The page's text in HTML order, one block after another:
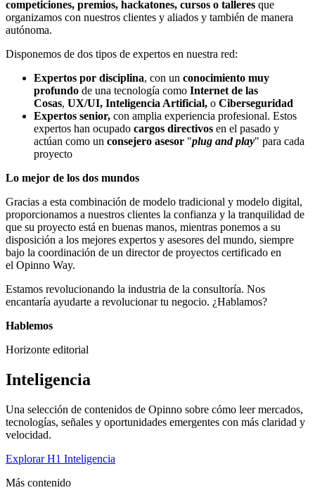
competiciones, premios, hackatones, cursos o talleres que
organizamos con nuestros clientes y aliados y también de manera
autónoma.
Disponemos de dos tipos de expertos en nuestra red:
Expertos por disciplina, con un conocimiento muy
profundo de una tecnología como Internet de las
Cosas, UX/UI, Inteligencia Artificial, o Ciberseguridad
Expertos senior, con amplia experiencia profesional. Estos
expertos han ocupado cargos directivos en el pasado y
actúan como un consejero asesor "plug and play" para cada
proyecto
Lo mejor de los dos mundos
Gracias a esta combinación de modelo tradicional y modelo digital,
proporcionamos a nuestros clientes la confianza y la tranquilidad de
que su proyecto está en buenas manos, mientras ponemos a su
disposición a los mejores expertos y asesores del mundo, siempre
bajo la coordinación de un director de proyectos certificado en
el Opinno Way.
Estamos revolucionando la industria de la consultoría. Nos
encantaría ayudarte a revolucionar tu negocio. ¿Hablamos?
Hablemos
Horizonte editorial
Inteligencia
Una selección de contenidos de Opinno sobre cómo leer mercados,
tecnologías, señales y oportunidades emergentes con más claridad y
velocidad.
Explorar H1 Inteligencia
Más contenido